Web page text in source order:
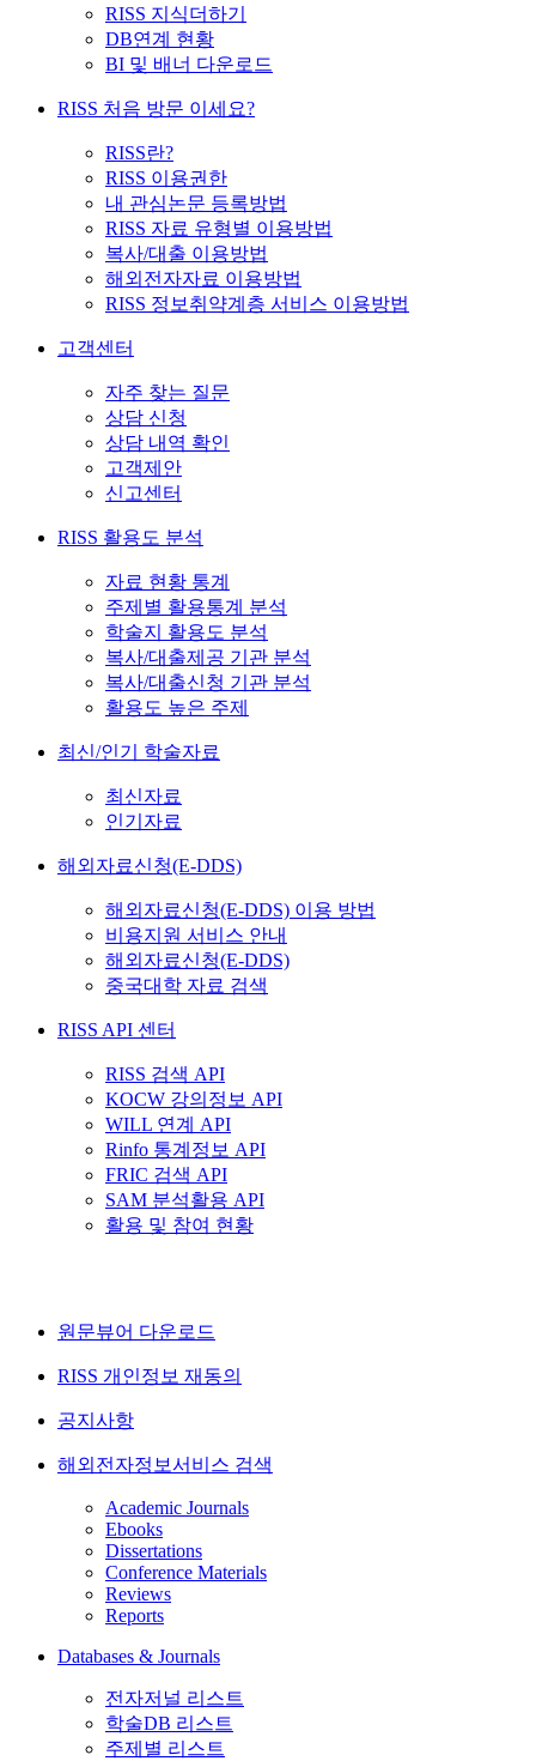
RISS 지식더하기
DB연계 현황
BI 및 배너 다운로드
RISS 처음 방문 이세요?
RISS란?
RISS 이용권한
내 관심논문 등록방법
RISS 자료 유형별 이용방법
복사/대출 이용방법
해외전자자료 이용방법
RISS 정보취약계층 서비스 이용방법
고객센터
자주 찾는 질문
상담 신청
상담 내역 확인
고객제안
신고센터
RISS 활용도 분석
자료 현황 통계
주제별 활용통계 분석
학술지 활용도 분석
복사/대출제공 기관 분석
복사/대출신청 기관 분석
활용도 높은 주제
최신/인기 학술자료
최신자료
인기자료
해외자료신청(E-DDS)
해외자료신청(E-DDS) 이용 방법
비용지원 서비스 안내
해외자료신청(E-DDS)
중국대학 자료 검색
RISS API 센터
RISS 검색 API
KOCW 강의정보 API
WILL 연계 API
Rinfo 통계정보 API
FRIC 검색 API
SAM 분석활용 API
활용 및 참여 현황
원문뷰어 다운로드
RISS 개인정보 재동의
공지사항
해외전자정보서비스 검색
Academic Journals
Ebooks
Dissertations
Conference Materials
Reviews
Reports
Databases & Journals
전자저널 리스트
학술DB 리스트
주제별 리스트